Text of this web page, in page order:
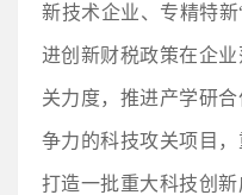
新技术企业、专精特
进创新财税政策在企
关力度，推进产学研
争力的科技攻关项目，
打造一批重大科技创